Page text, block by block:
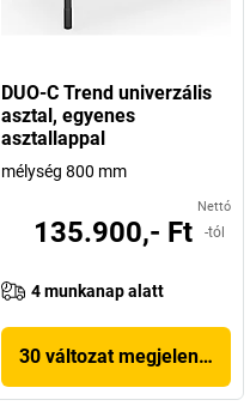
DUO-C Trend univerzális
asztal, egyenes
asztallappal
mélység 800 mm
Nettó
135.900,- Ft -tól
4 munkanap alatt
30 változat megjelenítése